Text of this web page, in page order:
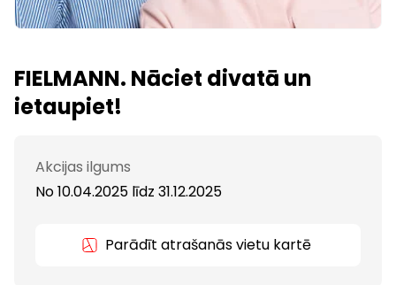
FIELMANN. Nāciet divatā un
ietaupiet!
Akcijas ilgums
No 10.04.2025 līdz 31.12.2025
Parādīt atrašanās vietu kartē